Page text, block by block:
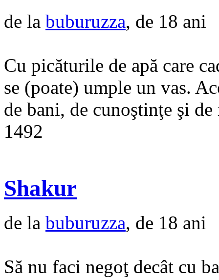
de la buburuzza, de 18 ani
Cu picăturile de apă care
se (poate) umple un vas.
de bani, de cunoştinţe şi
1492
Shakur
de la buburuzza, de 18 ani
Să nu faci negoţ decât cu